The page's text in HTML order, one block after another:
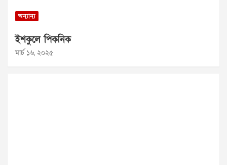
অন্যান্য
ইশকুলে পিকনিক
মার্চ ১৬, ২০২৫